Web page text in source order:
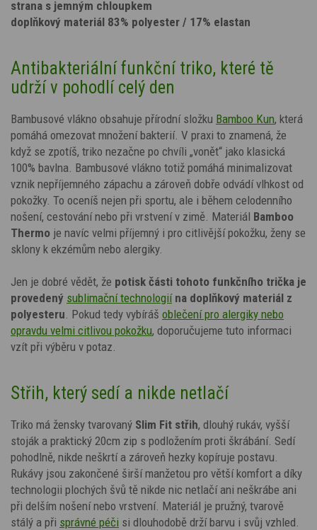
strana s jemným chloupkem
doplňkový materiál 83% polyester / 17% elastan
Antibakteriální funkční triko, které tě
udrží v pohodlí celý den
Bambusové vlákno obsahuje přírodní složku Bamboo Kun, která
pomáhá omezovat množení bakterií. V praxi to znamená, že
když se zpotíš, triko nezačne po chvíli „vonět“ jako klasická
100% bavlna. Bambusové vlákno totiž pomáhá minimalizovat
vznik nepříjemného zápachu a zároveň dobře odvádí vlhkost od
pokožky. To oceníš nejen při sportu, ale i během celodenního
nošení, cestování nebo při vrstvení v zimě. Materiál Bamboo
Thermo je navíc velmi příjemný i pro citlivější pokožku, ženy se
sklony k ekzémům nebo alergiky.
Jen je dobré vědět, že potisk části tohoto funkčního trička je
provedený sublimační technologiína doplňkový materiál z
polyesteru . Pokud tedy vybíráš oblečení pro alergiky nebo
opravdu velmi citlivou pokožku, doporučujeme tuto informaci
vzít při výběru v potaz.
Střih, který sedí a nikde netlačí
Triko má žensky tvarovaný Slim Fit střih, dlouhý rukáv, vyšší
stoják a praktický 20cm zip s podložením proti škrábání. Sedí
pohodlně, nikde neškrtí a zároveň hezky kopíruje postavu.
Rukávy jsou zakončené širší manžetou pro větší komfort a díky
technologii plochých švů tě nikde nic netlačí ani neškrábe ani
při delším nošení nebo vrstvení. Materiál je pružný, tvarově
stálý a při správné péči si dlouhodobě drží barvu i svůj vzhled.